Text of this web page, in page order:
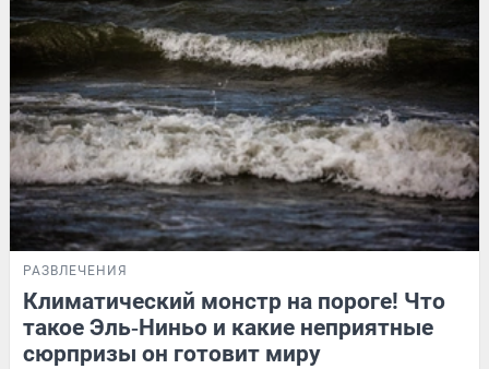
РАЗВЛЕЧЕНИЯ
Климатический монстр на пороге! Что
такое Эль‑Ниньо и какие неприятные
сюрпризы он готовит миру